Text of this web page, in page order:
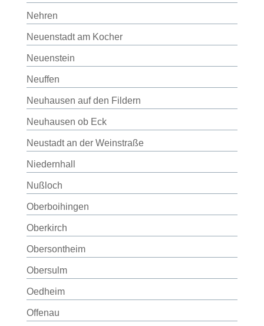
Nehren
Neuenstadt am Kocher
Neuenstein
Neuffen
Neuhausen auf den Fildern
Neuhausen ob Eck
Neustadt an der Weinstraße
Niedernhall
Nußloch
Oberboihingen
Oberkirch
Obersontheim
Obersulm
Oedheim
Offenau